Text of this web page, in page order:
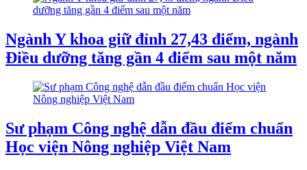
Ngành Y khoa giữ đỉnh 27,43 điểm, ngành
Điều dưỡng tăng gần 4 điểm sau một năm
Sư phạm Công nghệ dẫn đầu điểm chuẩn
Học viện Nông nghiệp Việt Nam